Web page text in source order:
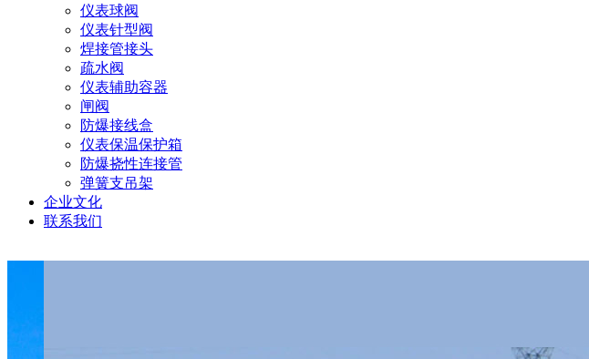
仪表球阀
仪表针型阀
焊接管接头
疏水阀
仪表辅助容器
闸阀
防爆接线盒
仪表保温保护箱
防爆挠性连接管
弹簧支吊架
企业文化
联系我们